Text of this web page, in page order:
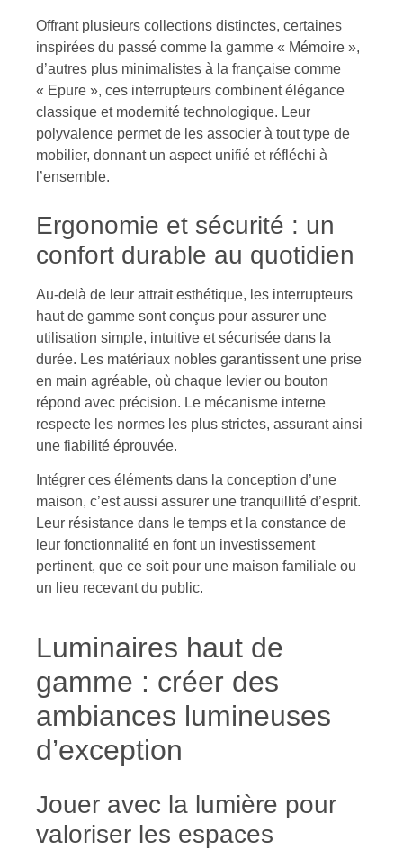
Offrant plusieurs collections distinctes, certaines
inspirées du passé comme la gamme « Mémoire »,
d’autres plus minimalistes à la française comme
« Epure », ces interrupteurs combinent élégance
classique et modernité technologique. Leur
polyvalence permet de les associer à tout type de
mobilier, donnant un aspect unifié et réfléchi à
l’ensemble.
Ergonomie et sécurité : un
confort durable au quotidien
Au-delà de leur attrait esthétique, les interrupteurs
haut de gamme sont conçus pour assurer une
utilisation simple, intuitive et sécurisée dans la
durée. Les matériaux nobles garantissent une prise
en main agréable, où chaque levier ou bouton
répond avec précision. Le mécanisme interne
respecte les normes les plus strictes, assurant ainsi
une fiabilité éprouvée.
Intégrer ces éléments dans la conception d’une
maison, c’est aussi assurer une tranquillité d’esprit.
Leur résistance dans le temps et la constance de
leur fonctionnalité en font un investissement
pertinent, que ce soit pour une maison familiale ou
un lieu recevant du public.
Luminaires haut de
gamme : créer des
ambiances lumineuses
d’exception
Jouer avec la lumière pour
valoriser les espaces